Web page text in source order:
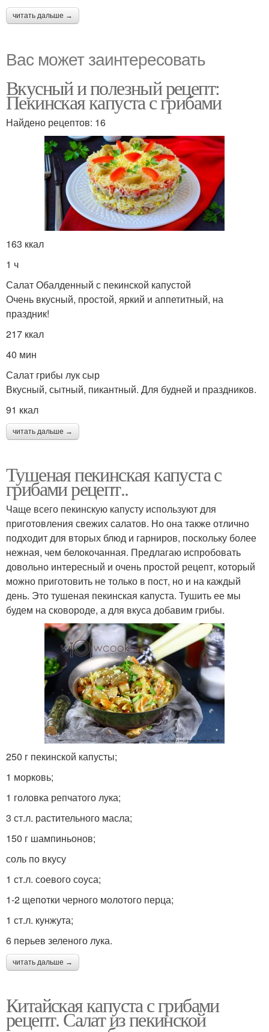
читать дальше →
Вас может заинтересовать
Вкусный и полезный рецепт:
Пекинская капуста с грибами
Найдено рецептов: 16
163 ккал
1 ч
Салат Обалденный с пекинской капустой
Очень вкусный, простой, яркий и аппетитный, на
праздник!
217 ккал
40 мин
Салат грибы лук сыр
Вкусный, сытный, пикантный. Для будней и праздников.
91 ккал
читать дальше →
Тушеная пекинская капуста с
грибами рецепт..
Чаще всего пекинскую капусту используют для
приготовления свежих салатов. Но она также отлично
подходит для вторых блюд и гарниров, поскольку более
нежная, чем белокочанная. Предлагаю испробовать
довольно интересный и очень простой рецепт, который
можно приготовить не только в пост, но и на каждый
день. Это тушеная пекинская капуста. Тушить ее мы
будем на сковороде, а для вкуса добавим грибы.
250 г пекинской капусты;
1 морковь;
1 головка репчатого лука;
3 ст.л. растительного масла;
150 г шампиньонов;
соль по вкусу
1 ст.л. соевого соуса;
1-2 щепотки черного молотого перца;
1 ст.л. кунжута;
6 перьев зеленого лука.
читать дальше →
Китайская капуста с грибами
рецепт. Салат из пекинской